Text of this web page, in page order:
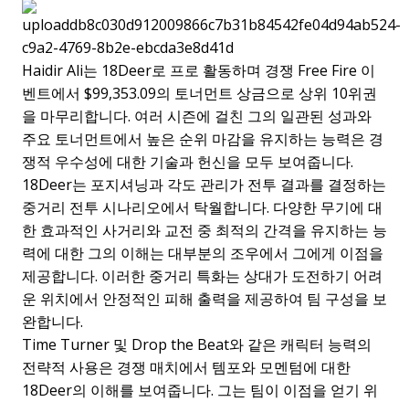
Haidir Ali는 18Deer로 프로 활동하며 경쟁 Free Fire 이
벤트에서 $99,353.09의 토너먼트 상금으로 상위 10위권
을 마무리합니다. 여러 시즌에 걸친 그의 일관된 성과와
주요 토너먼트에서 높은 순위 마감을 유지하는 능력은 경
쟁적 우수성에 대한 기술과 헌신을 모두 보여줍니다.
18Deer는 포지셔닝과 각도 관리가 전투 결과를 결정하는
중거리 전투 시나리오에서 탁월합니다. 다양한 무기에 대
한 효과적인 사거리와 교전 중 최적의 간격을 유지하는 능
력에 대한 그의 이해는 대부분의 조우에서 그에게 이점을
제공합니다. 이러한 중거리 특화는 상대가 도전하기 어려
운 위치에서 안정적인 피해 출력을 제공하여 팀 구성을 보
완합니다.
Time Turner 및 Drop the Beat와 같은 캐릭터 능력의
전략적 사용은 경쟁 매치에서 템포와 모멘텀에 대한
18Deer의 이해를 보여줍니다. 그는 팀이 이점을 얻기 위